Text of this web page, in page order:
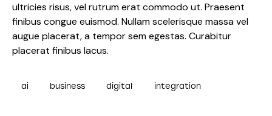
ultricies risus, vel rutrum erat commodo ut. Praesent
finibus congue euismod. Nullam scelerisque massa vel
augue placerat, a tempor sem egestas. Curabitur
placerat finibus lacus.
ai business digital integration